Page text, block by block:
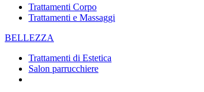
Trattamenti Corpo
Trattamenti e Massaggi
BELLEZZA
Trattamenti di Estetica
Salon parrucchiere